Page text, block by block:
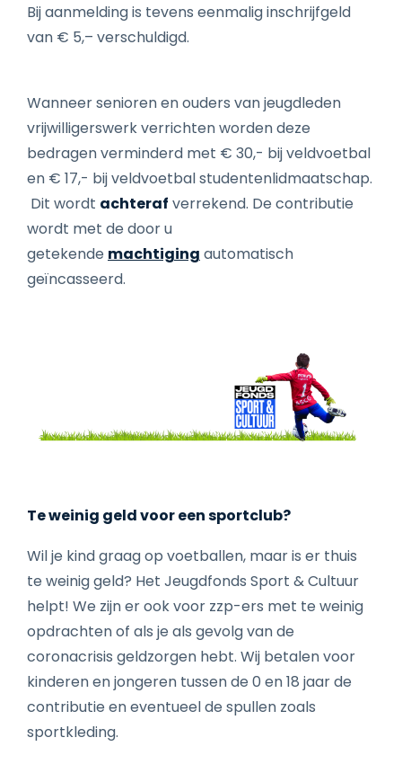
Bij aanmelding is tevens eenmalig inschrijfgeld
van € 5,– verschuldigd.
Wanneer senioren en ouders van jeugdleden
vrijwilligerswerk verrichten worden deze
bedragen verminderd met € 30,- bij veldvoetbal
en € 17,- bij veldvoetbal studentenlidmaatschap.
Dit wordt achteraf verrekend. De contributie
wordt met de door u
getekende machtiging automatisch
geïncasseerd.
Te weinig geld voor een sportclub?
Wil je kind graag op voetballen, maar is er thuis
te weinig geld? Het Jeugdfonds Sport & Cultuur
helpt! We zijn er ook voor zzp-ers met te weinig
opdrachten of als je als gevolg van de
coronacrisis geldzorgen hebt. Wij betalen voor
kinderen en jongeren tussen de 0 en 18 jaar de
contributie en eventueel de spullen zoals
sportkleding.